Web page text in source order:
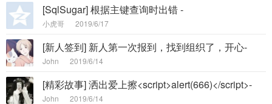
[SqlSugar] 根据主键查询时出错 -
小虎哥 2019/6/17
[新人签到] 新人第一次报到，找到组织了，开心-
John 2019/6/14
[精彩故事] 洒出爱上擦<script>alert(666)</script>-
John 2019/6/14